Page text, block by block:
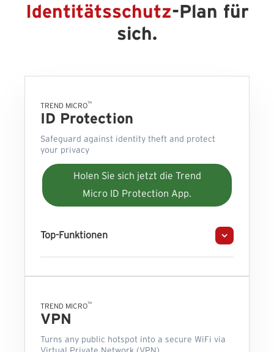
Identitätsschutz-Plan für
sich.
TREND MICRO™
ID Protection
Safeguard against identity theft and protect
your privacy
Holen Sie sich jetzt die Trend
Micro ID Protection App.
Top-Funktionen
TREND MICRO™
VPN
Turns any public hotspot into a secure WiFi via